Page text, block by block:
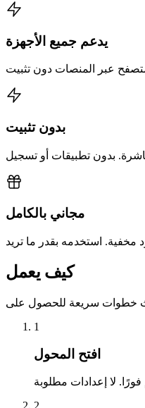
يدعم جميع الأجهزة
بدون تثبيت
مجاني بالكامل
كيف يعمل
1
افتح المحول